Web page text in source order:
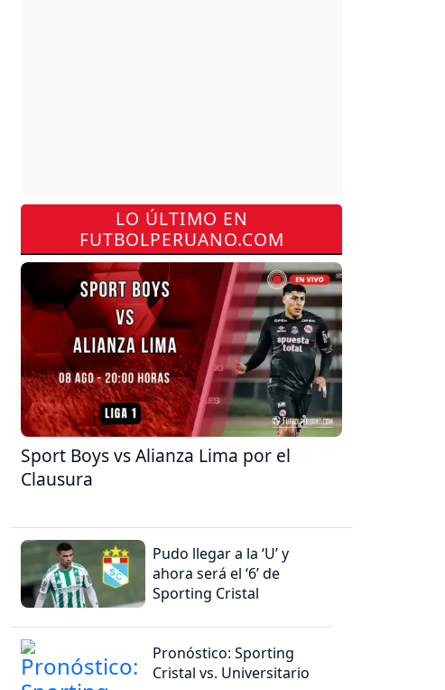
LO ÚLTIMO EN
FUTBOLPERUANO.COM
Sport Boys vs Alianza Lima por el
Clausura
Pudo llegar a la ‘U’ y
ahora será el ‘6’ de
Sporting Cristal
Pronóstico: Sporting
Cristal vs. Universitario